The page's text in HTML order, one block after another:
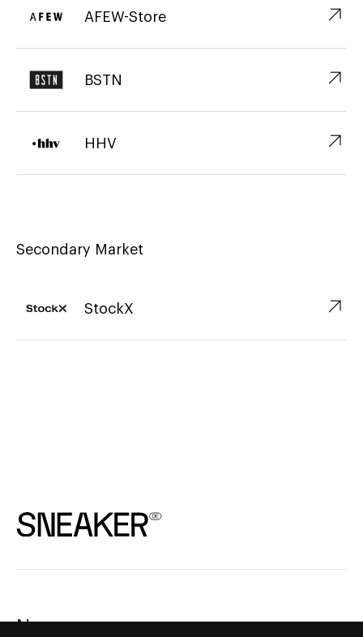
AFEW-Store ↗︎
BSTN ↗︎
HHV ↗︎
Secondary Market
StockX ↗︎
News